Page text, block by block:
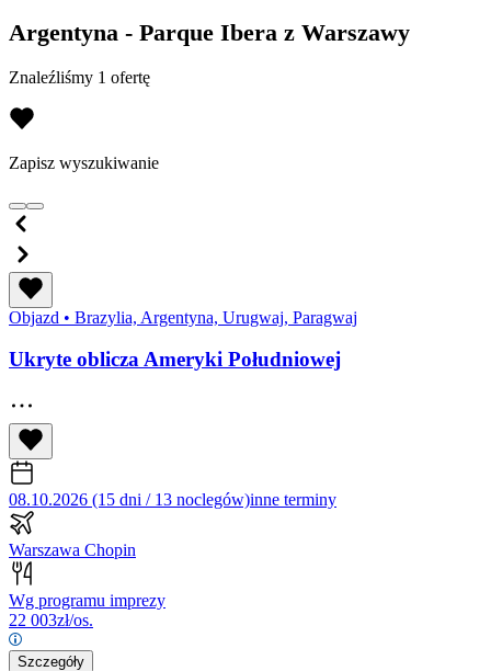
Argentyna - Parque Ibera z Warszawy
Znaleźliśmy 1 ofertę
Zapisz wyszukiwanie
Objazd • Brazylia, Argentyna, Urugwaj, Paragwaj
Ukryte oblicza Ameryki Południowej
08.10.2026 (15 dni / 13 noclegów)inne terminy
Warszawa Chopin
Wg programu imprezy
22 003zł/os.
Szczegóły